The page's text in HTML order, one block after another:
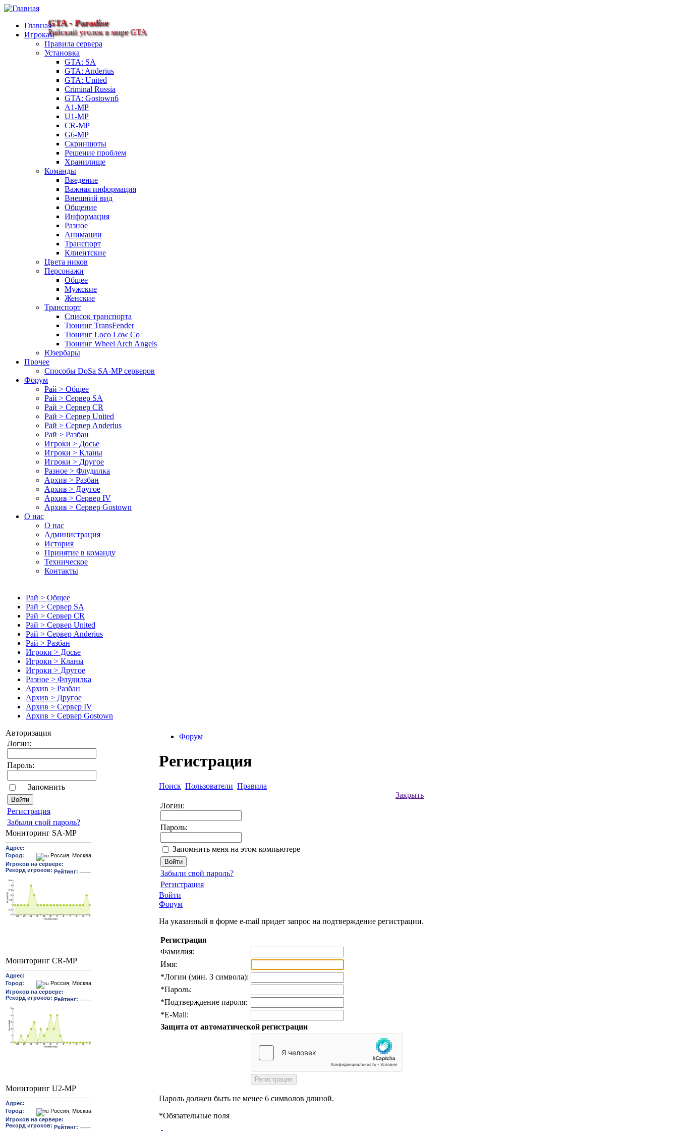
GTA - Paradise
Райский уголок в мире GTA
Главная
Игрокам
Правила сервера
Установка
GTA: SA
GTA: Anderius
GTA: United
Criminal Russia
GTA: Gostown6
A1-MP
U1-MP
CR-MP
G6-MP
Скриншоты
Решение проблем
Хранилище
Команды
Введение
Важная информация
Внешний вид
Общение
Информация
Разное
Анимации
Транспорт
Клиентские
Цвета ников
Персонажи
Общее
Мужские
Женские
Транспорт
Список транспорта
Тюнинг TransFender
Тюнинг Loco Low Co
Тюнинг Wheel Arch Angels
Юзербары
Прочее
Cпособы DoSа SA-MP серверов
Форум
Рай > Общее
Рай > Сервер SA
Рай > Сервер CR
Рай > Сервер United
Рай > Сервер Anderius
Рай > Разбан
Игроки > Досье
Игроки > Кланы
Игроки > Другое
Разное > Флудилка
Архив > Разбан
Архив > Другое
Архив > Сервер IV
Архив > Сервер Gostown
О нас
О нас
Администрация
История
Принятие в команду
Техническое
Контакты
Рай > Общее
Рай > Сервер SA
Рай > Сервер CR
Рай > Сервер United
Рай > Сервер Anderius
Рай > Разбан
Игроки > Досье
Игроки > Кланы
Игроки > Другое
Разное > Флудилка
Архив > Разбан
Архив > Другое
Архив > Сервер IV
Архив > Сервер Gostown
Авторизация
Логин:
Пароль:
Запомнить
Pегиcтрaция
Забыли свой пароль?
Мониторинг SA-MP
Мониторинг CR-MP
Мониторинг U2-MP
Форум
Регистрация
Поиск Пользователи Правила
Закрыть
Логин:
Пароль:
Запомнить меня на этом компьютере
Забыли свой пароль?
Регистрация
Войти
Форум
На указанный в форме e-mail придет запрос на подтверждение регистрации.
Регистрация
Фамилия:
Имя:
*Логин (мин. 3 символа):
*Пароль:
*Подтверждение пароля:
*E-Mail:
Защита от автоматической регистрации
Пароль должен быть не менее 6 символов длиной.
*Обязательные поля